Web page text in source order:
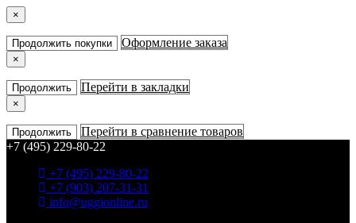
×
Продолжить покупки Оформление заказа
×
Продолжить Перейти в закладки
×
Продолжить
Перейти в сравнение товаров
+7 (495) 229-80-22
+7 (495) 229-80-22
+7 (903) 207-31-31
info@uggionline.ru